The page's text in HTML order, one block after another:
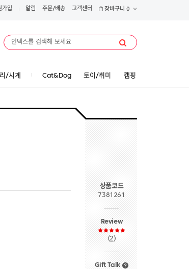
가입 알림 주문/배송 고객센터 장바구니 0
/시계 Cat&Dog 토이/취미 캠핑
상품코드
7381261
Review
(2)
Gift Talk